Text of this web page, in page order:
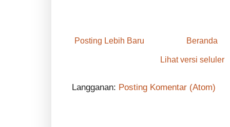
Posting Lebih Baru Beranda
Lihat versi seluler
Langganan: Posting Komentar (Atom)